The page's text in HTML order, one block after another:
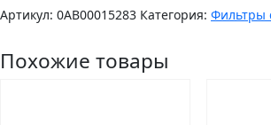
Артикул: 0AB00015283 Категория: Фильтры
Похожие товары